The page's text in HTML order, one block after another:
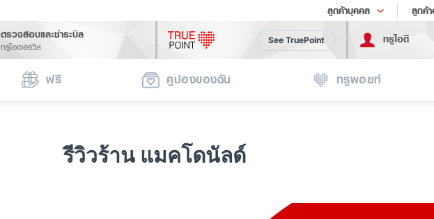
ลูกค้าบุคคล ลูกค้
เทรน
ตรวจสอบและชำระบิล
ทรูไอเซอร์วิส
See TruePoint ทรูไอดี
ฟรี คูปองของฉัน ทรูพอยท์
รีวิวร้าน แมคโดนัลด์